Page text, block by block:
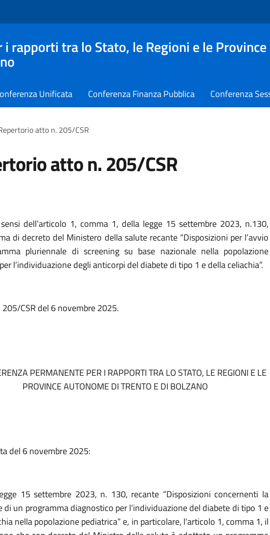
rapporti tra lo Stato, le Regioni e le Province
Unificata Conferenza Finanza Pubblica Conferenza
atto n. 205/CSR
atto n. 205/CSR
dell’articolo 1, comma 1, della legge 15 settembre 2023, n.130,
di decreto del Ministero della salute recante “Disposizioni per l’avvio
pluriennale di screening su base nazionale nella popolazione
l’individuazione degli anticorpi del diabete di tipo 1 e della celiachia”.
205/CSR del 6 novembre 2025.
PERMANENTE PER I RAPPORTI TRA LO STATO, LE REGIONI E LE
PROVINCE AUTONOME DI TRENTO E DI BOLZANO
del 6 novembre 2025:
15 settembre 2023, n. 130, recante “Disposizioni concernenti la
di un programma diagnostico per l’individuazione del diabete di tipo 1 e
nella popolazione pediatrica” e, in particolare, l'articolo 1, comma 1, il